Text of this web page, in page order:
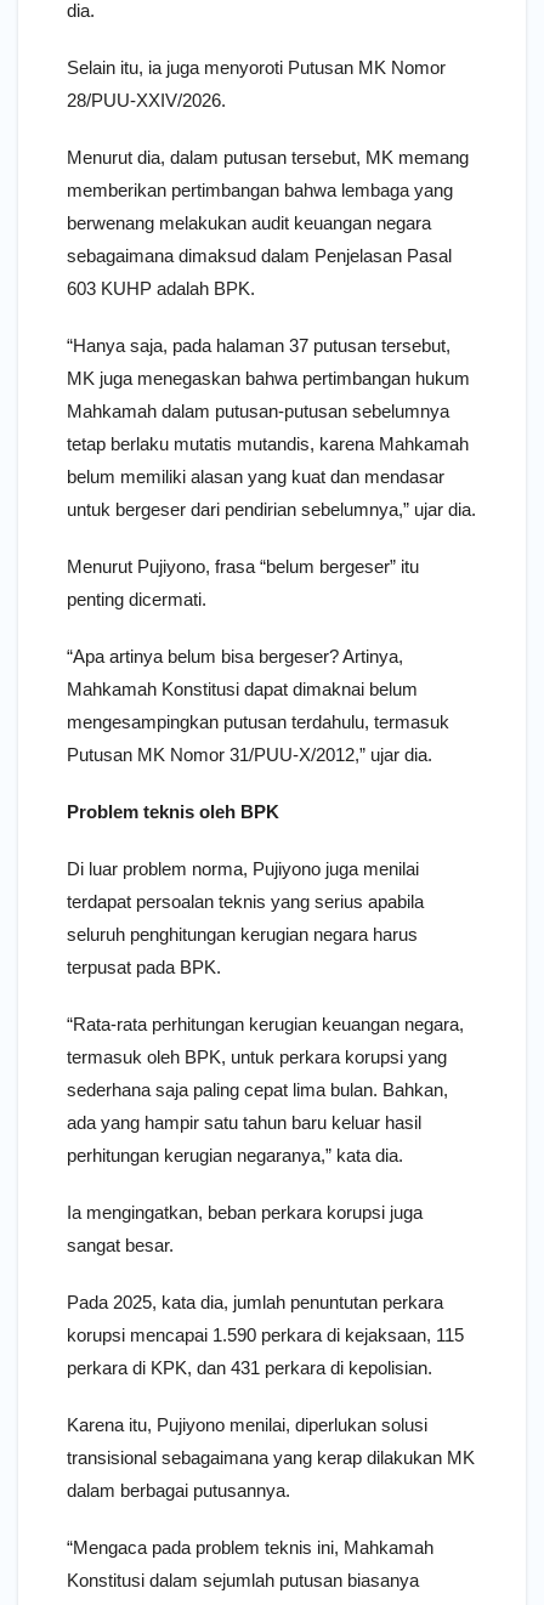
dia.
Selain itu, ia juga menyoroti Putusan MK Nomor
28/PUU-XXIV/2026.
Menurut dia, dalam putusan tersebut, MK memang
memberikan pertimbangan bahwa lembaga yang
berwenang melakukan audit keuangan negara
sebagaimana dimaksud dalam Penjelasan Pasal
603 KUHP adalah BPK.
“Hanya saja, pada halaman 37 putusan tersebut,
MK juga menegaskan bahwa pertimbangan hukum
Mahkamah dalam putusan-putusan sebelumnya
tetap berlaku mutatis mutandis, karena Mahkamah
belum memiliki alasan yang kuat dan mendasar
untuk bergeser dari pendirian sebelumnya,” ujar dia.
Menurut Pujiyono, frasa “belum bergeser” itu
penting dicermati.
“Apa artinya belum bisa bergeser? Artinya,
Mahkamah Konstitusi dapat dimaknai belum
mengesampingkan putusan terdahulu, termasuk
Putusan MK Nomor 31/PUU-X/2012,” ujar dia.
Problem teknis oleh BPK
Di luar problem norma, Pujiyono juga menilai
terdapat persoalan teknis yang serius apabila
seluruh penghitungan kerugian negara harus
terpusat pada BPK.
“Rata-rata perhitungan kerugian keuangan negara,
termasuk oleh BPK, untuk perkara korupsi yang
sederhana saja paling cepat lima bulan. Bahkan,
ada yang hampir satu tahun baru keluar hasil
perhitungan kerugian negaranya,” kata dia.
Ia mengingatkan, beban perkara korupsi juga
sangat besar.
Pada 2025, kata dia, jumlah penuntutan perkara
korupsi mencapai 1.590 perkara di kejaksaan, 115
perkara di KPK, dan 431 perkara di kepolisian.
Karena itu, Pujiyono menilai, diperlukan solusi
transisional sebagaimana yang kerap dilakukan MK
dalam berbagai putusannya.
“Mengaca pada problem teknis ini, Mahkamah
Konstitusi dalam sejumlah putusan biasanya